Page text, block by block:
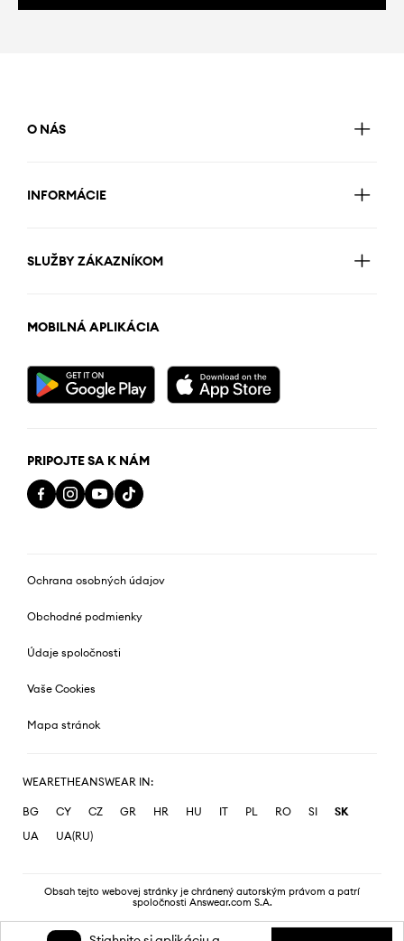
O NÁS
INFORMÁCIE
SLUŽBY ZÁKAZNÍKOM
MOBILNÁ APLIKÁCIA
PRIPOJTE SA K NÁM
Ochrana osobných údajov
Obchodné podmienky
Údaje spoločnosti
Vaše Cookies
Mapa stránok
WEARETHEANSWEAR IN:
BG CY CZ GR HR HU IT PL RO SI
SK
UA
UA(RU)
Obsah tejto webovej stránky je chránený autorským právom a patrí
spoločnosti Answear.com S.A.